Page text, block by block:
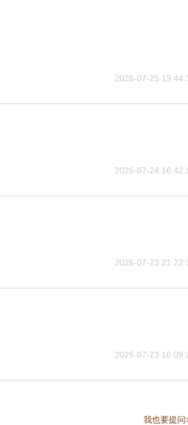
2026-07-25
2026-07-24
2026-07-23
2026-07-23
我也要提问